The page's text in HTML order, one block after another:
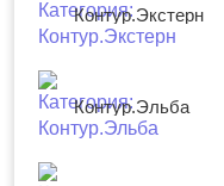
Контур.Экстерн
Контур.Эльба